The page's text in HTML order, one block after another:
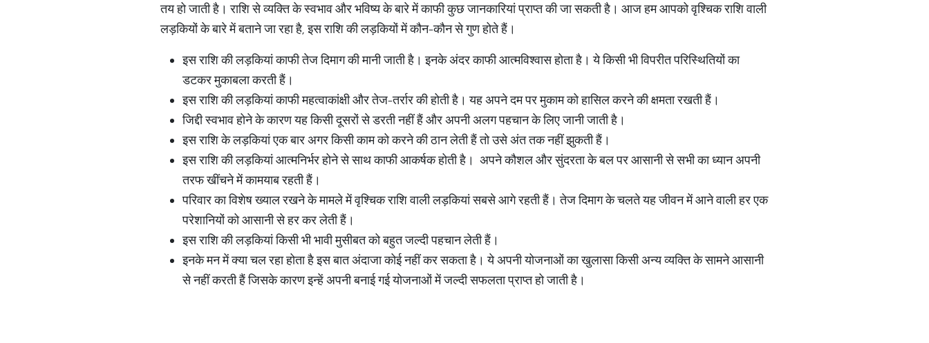
तय हो जाती है। राशि से व्यक्ति के स्वभाव और भविष्य के बारे में काफी कुछ जानकारियां प्राप्त की जा सकती है। आज हम आपको वृश्चिक राशि वाली
लड़कियों के बारे में बताने जा रहा है, इस राशि की लड़कियों में कौन-कौन से गुण होते हैं।
इस राशि की लड़कियां काफी तेज दिमाग की मानी जाती है। इनके अंदर काफी आत्मविश्वास होता है। ये किसी भी विपरीत परिस्थितियों का
डटकर मुकाबला करती हैं।
इस राशि की लड़कियां काफी महत्वाकांक्षी और तेज-तर्रार की होती है। यह अपने दम पर मुकाम को हासिल करने की क्षमता रखती हैं।
जिद्दी स्वभाव होने के कारण यह किसी दूसरों से डरती नहीं हैं और अपनी अलग पहचान के लिए जानी जाती है।
इस राशि के लड़कियां एक बार अगर किसी काम को करने की ठान लेती हैं तो उसे अंत तक नहीं झुकती हैं।
इस राशि की लड़कियां आत्मनिर्भर होने से साथ काफी आकर्षक होती है। अपने कौशल और सुंदरता के बल पर आसानी से सभी का ध्यान अपनी
तरफ खींचने में कामयाब रहती हैं।
परिवार का विशेष ख्याल रखने के मामले में वृश्चिक राशि वाली लड़कियां सबसे आगे रहती हैं। तेज दिमाग के चलते यह जीवन में आने वाली हर एक
परेशानियों को आसानी से हर कर लेती हैं।
इस राशि की लड़कियां किसी भी भावी मुसीबत को बहुत जल्दी पहचान लेती हैं।
इनके मन में क्या चल रहा होता है इस बात अंदाजा कोई नहीं कर सकता है। ये अपनी योजनाओं का खुलासा किसी अन्य व्यक्ति के सामने आसानी
से नहीं करती हैं जिसके कारण इन्हें अपनी बनाई गई योजनाओं में जल्दी सफलता प्राप्त हो जाती है।